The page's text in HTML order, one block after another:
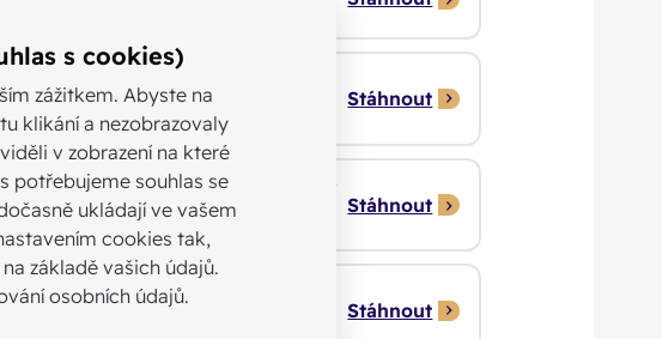
Vojtěcha k VII. světovému
Stáhnout
Vojtěcha k Roku biřmování Stáhnout
Vojtěcha k prožívání
Stáhnout
s cookies)
zážitkem. Abyste na
klikání a nezobrazovaly
v zobrazení na které
potřebujeme souhlas se
ukládají ve vašem
cookies tak,
základě vašich údajů.
osobních údajů.